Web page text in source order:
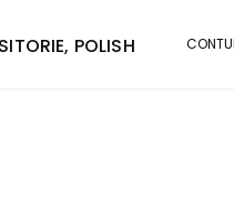
POLISH